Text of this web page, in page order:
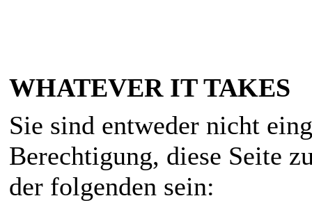
WHATEVER IT TAKES
Sie sind entweder nicht
Berechtigung, diese Seite
der folgenden sein: